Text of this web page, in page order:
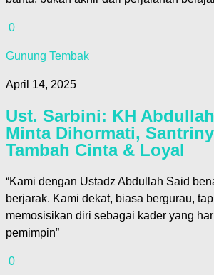
0
Gunung Tembak
April 14, 2025
Ust. Sarbini: KH
Minta Dihormati,
Tambah Cinta & Loyal
“Kami dengan Ustadz Abdullah Said
berjarak. Kami dekat, biasa bergurau,
memosisikan diri sebagai kader yang
pemimpin”
0